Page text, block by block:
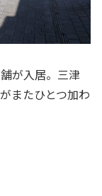
が入居。三津
またひとつ加わ